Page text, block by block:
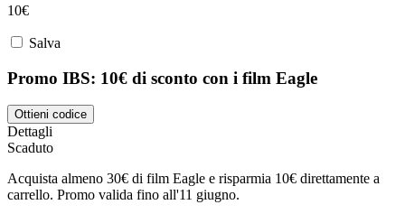
10€
Salva
Promo IBS: 10€ di sconto con i film Eagle
Ottieni codice
Dettagli
Scaduto
Acquista almeno 30€ di film Eagle e risparmia 10€ direttamente a
carrello. Promo valida fino all'11 giugno.